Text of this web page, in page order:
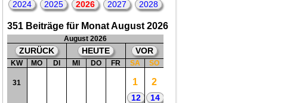
2024
2025 2026 2027 2028
351 Beiträge für Monat August 2026
August 2026
ZURÜCK HEUTE VOR
KW MO DI MI DO FR SA SO
31 1
12
2
14